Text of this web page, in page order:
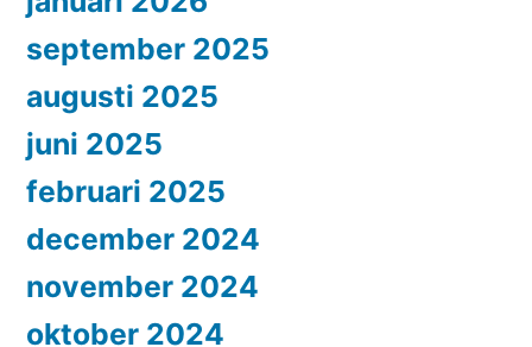
september 2025
augusti 2025
juni 2025
februari 2025
december 2024
november 2024
oktober 2024